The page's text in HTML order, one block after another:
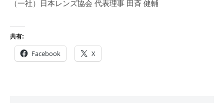
（一社）日本レンズ協会 代表理事 田斉 健輔
共有:
Facebook X